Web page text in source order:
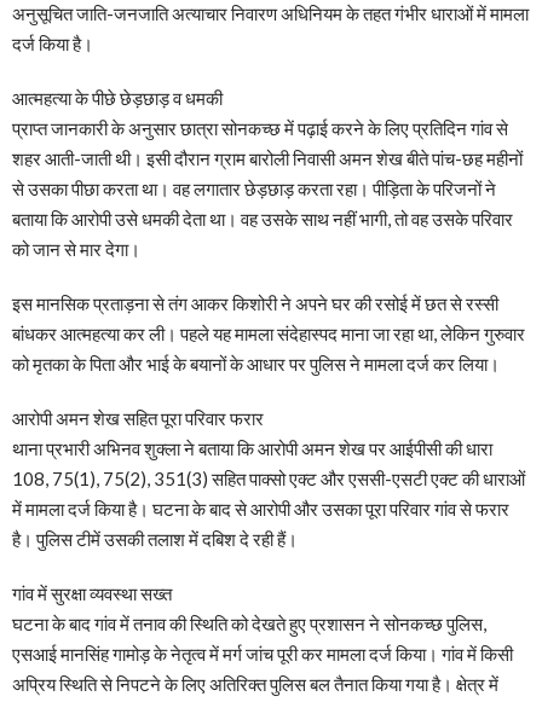
अनुसूचित जाति-जनजाति अत्याचार निवारण अधिनियम के तहत गंभीर धाराओं में मामला
दर्ज किया है।
आत्महत्या के पीछे छेड़छाड़ व धमकी
प्राप्त जानकारी के अनुसार छात्रा सोनकच्छ में पढ़ाई करने के लिए प्रतिदिन गांव से
शहर आती-जाती थी। इसी दौरान ग्राम बारोली निवासी अमन शेख बीते पांच-छह महीनों
से उसका पीछा करता था। वह लगातार छेड़छाड़ करता रहा। पीड़िता के परिजनों ने
बताया कि आरोपी उसे धमकी देता था। वह उसके साथ नहीं भागी, तो वह उसके परिवार
को जान से मार देगा।
इस मानसिक प्रताड़ना से तंग आकर किशोरी ने अपने घर की रसोई में छत से रस्सी
बांधकर आत्महत्या कर ली। पहले यह मामला संदेहास्पद माना जा रहा था, लेकिन गुरुवार
को मृतका के पिता और भाई के बयानों के आधार पर पुलिस ने मामला दर्ज कर लिया।
आरोपी अमन शेख सहित पूरा परिवार फरार
थाना प्रभारी अभिनव शुक्ला ने बताया कि आरोपी अमन शेख पर आईपीसी की धारा
108, 75(1), 75(2), 351(3) सहित पाक्सो एक्ट और एससी-एसटी एक्ट की धाराओं
में मामला दर्ज किया है। घटना के बाद से आरोपी और उसका पूरा परिवार गांव से फरार
है। पुलिस टीमें उसकी तलाश में दबिश दे रही हैं।
गांव में सुरक्षा व्यवस्था सख्त
घटना के बाद गांव में तनाव की स्थिति को देखते हुए प्रशासन ने सोनकच्छ पुलिस,
एसआई मानसिंह गामोड़ के नेतृत्व में मर्ग जांच पूरी कर मामला दर्ज किया। गांव में किसी
अप्रिय स्थिति से निपटने के लिए अतिरिक्त पुलिस बल तैनात किया गया है। क्षेत्र में